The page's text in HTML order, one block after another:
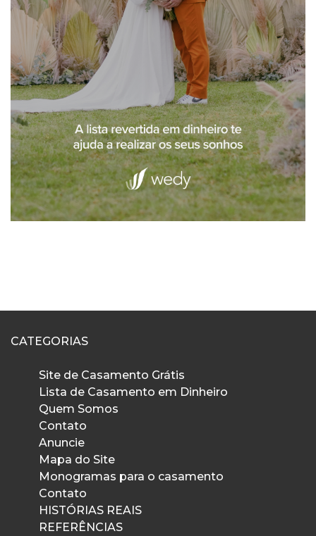
CATEGORIAS
Site de Casamento Grátis
Lista de Casamento em Dinheiro
Quem Somos
Contato
Anuncie
Mapa do Site
Monogramas para o casamento
Contato
HISTÓRIAS REAIS
REFERÊNCIAS